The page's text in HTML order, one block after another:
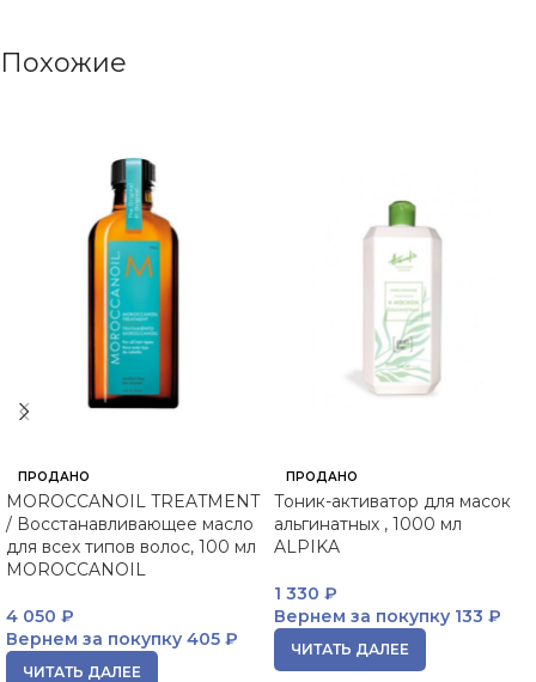
Похожие
ПРОДАНО
MOROCCANOIL TREATMENT
/ Восстанавливающее масло
для всех типов волос, 100 мл
MOROCCANOIL
4 050 ₽
Вернем за покупку 405 ₽
ЧИТАТЬ ДАЛЕЕ
ПРОДАНО
Тоник-активатор для масок
альгинатных , 1000 мл
ALPIKA
1 330 ₽
Вернем за покупку 133 ₽
ЧИТАТЬ ДАЛЕЕ